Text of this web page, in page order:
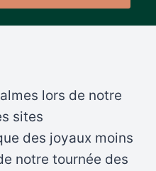
lors de notre
sites
des joyaux moins
notre tournée des